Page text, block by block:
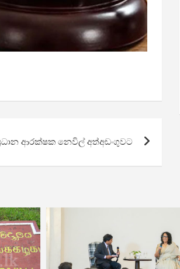
ආරක්ෂක නෙවිල් අත්අඩංගුවට